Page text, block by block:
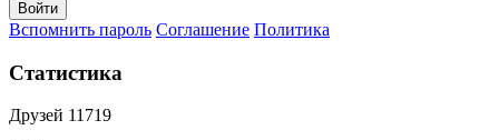
Вспомнить пароль Соглашение Политика
Статистика
Друзей 11719